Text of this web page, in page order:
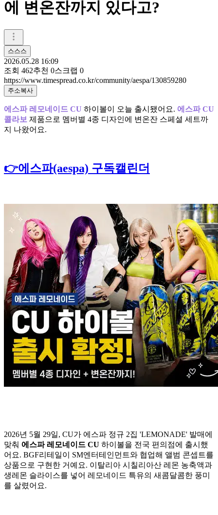
에 변온잔까지 있다고?
스스스
2026.05.28 16:09
조회 462추천 0스크랩 0
https://www.timespread.co.kr/community/aespa/130859280
주소복사
에스파 레모네이드 CU 하이볼이 오늘 출시됐어요. 에스파 CU
콜라보 제품으로 멤버별 4종 디자인에 변온잔 스페셜 세트까
지 나왔어요.
👉에스파(aespa) 구독캘린더
2026년 5월 29일, CU가 에스파 정규 2집 'LEMONADE' 발매에
맞춰 에스파 레모네이드 CU 하이볼을 전국 편의점에 출시했
어요. BGF리테일이 SM엔터테인먼트와 협업해 앨범 콘셉트를
상품으로 구현한 거예요. 이탈리아 시칠리아산 레몬 농축액과
생레몬 슬라이스를 넣어 레모네이드 특유의 새콤달콤한 풍미
를 살렸어요.